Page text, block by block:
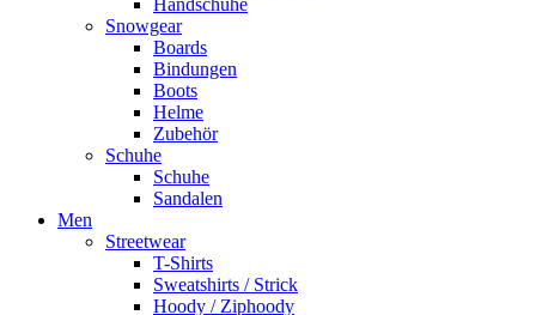
Handschuhe
Snowgear
Boards
Bindungen
Boots
Helme
Zubehör
Schuhe
Schuhe
Sandalen
Men
Streetwear
T-Shirts
Sweatshirts / Strick
Hoody / Ziphoody